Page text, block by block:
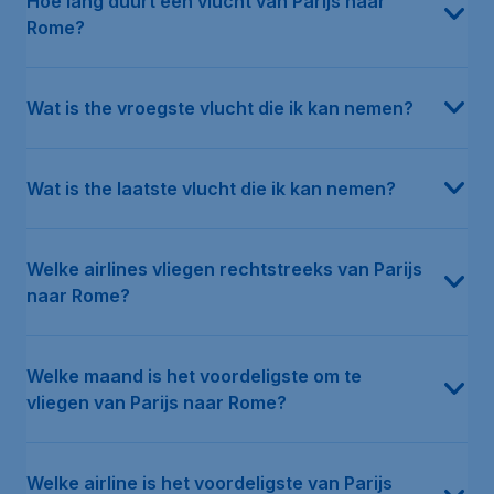
Rome?
Wat is the vroegste vlucht die ik kan nemen?
Wat is the laatste vlucht die ik kan nemen?
Welke airlines vliegen rechtstreeks van Parijs
naar Rome?
Welke maand is het voordeligste om te
vliegen van Parijs naar Rome?
Welke airline is het voordeligste van Parijs